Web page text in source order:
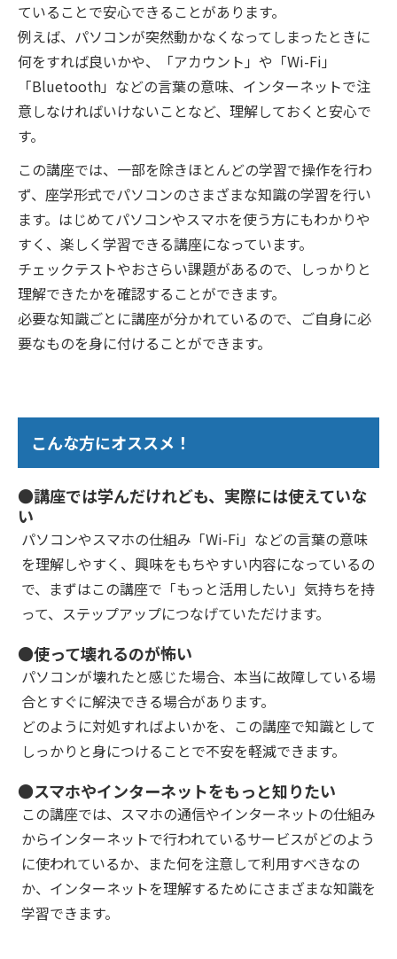
ていることで安心できることがあります。
例えば、パソコンが突然動かなくなってしまったときに
何をすれば良いかや、「アカウント」や「Wi-Fi」
「Bluetooth」などの言葉の意味、インターネットで注
意しなければいけないことなど、理解しておくと安心で
す。
この講座では、一部を除きほとんどの学習で操作を行わ
ず、座学形式でパソコンのさまざまな知識の学習を行い
ます。はじめてパソコンやスマホを使う方にもわかりや
すく、楽しく学習できる講座になっています。
チェックテストやおさらい課題があるので、しっかりと
理解できたかを確認することができます。
必要な知識ごとに講座が分かれているので、ご自身に必
要なものを身に付けることができます。
こんな方にオススメ！
●講座では学んだけれども、実際には使えていな
い
パソコンやスマホの仕組み「Wi-Fi」などの言葉の意味
を理解しやすく、興味をもちやすい内容になっているの
で、まずはこの講座で「もっと活用したい」気持ちを持
って、ステップアップにつなげていただけます。
●使って壊れるのが怖い
パソコンが壊れたと感じた場合、本当に故障している場
合とすぐに解決できる場合があります。
どのように対処すればよいかを、この講座で知識として
しっかりと身につけることで不安を軽減できます。
●スマホやインターネットをもっと知りたい
この講座では、スマホの通信やインターネットの仕組み
からインターネットで行われているサービスがどのよう
に使われているか、また何を注意して利用すべきなの
か、インターネットを理解するためにさまざまな知識を
学習できます。